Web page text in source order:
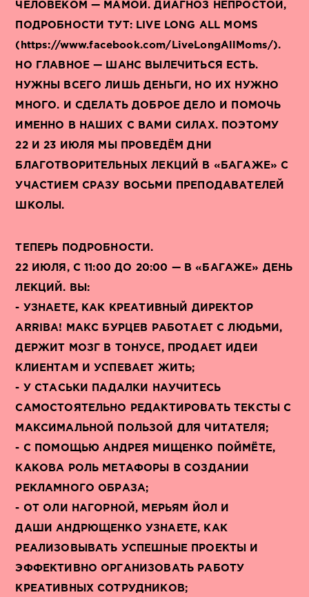
ЧЕЛОВЕКОМ — МАМОЙ. ДИАГНОЗ НЕПРОСТОЙ,
ПОДРОБНОСТИ ТУТ: LIVE LONG ALL MOMS
(https://www.facebook.com/LiveLongAllMoms/).
НО ГЛАВНОЕ — ШАНС ВЫЛЕЧИТЬСЯ ЕСТЬ.
НУЖНЫ ВСЕГО ЛИШЬ ДЕНЬГИ, НО ИХ НУЖНО
МНОГО. И СДЕЛАТЬ ДОБРОЕ ДЕЛО И ПОМОЧЬ
ИМЕННО В НАШИХ С ВАМИ СИЛАХ. ПОЭТОМУ
22 И 23 ИЮЛЯ МЫ ПРОВЕДЁМ ДНИ
БЛАГОТВОРИТЕЛЬНЫХ ЛЕКЦИЙ В «БАГАЖЕ» С
УЧАСТИЕМ СРАЗУ ВОСЬМИ ПРЕПОДАВАТЕЛЕЙ
ШКОЛЫ.
ТЕПЕРЬ ПОДРОБНОСТИ.
22 ИЮЛЯ, С 11:00 ДО 20:00 — В «БАГАЖЕ» ДЕНЬ
ЛЕКЦИЙ. ВЫ:
- УЗНАЕТЕ, КАК КРЕАТИВНЫЙ ДИРЕКТОР
ARRIBA! МАКС БУРЦЕВ РАБОТАЕТ С ЛЮДЬМИ,
ДЕРЖИТ МОЗГ В ТОНУСЕ, ПРОДАЕТ ИДЕИ
КЛИЕНТАМ И УСПЕВАЕТ ЖИТЬ;
- У СТАСЬКИ ПАДАЛКИ НАУЧИТЕСЬ
САМОСТОЯТЕЛЬНО РЕДАКТИРОВАТЬ ТЕКСТЫ С
МАКСИМАЛЬНОЙ ПОЛЬЗОЙ ДЛЯ ЧИТАТЕЛЯ;
- С ПОМОЩЬЮ АНДРЕЯ МИЩЕНКО ПОЙМЁТЕ,
КАКОВА РОЛЬ МЕТАФОРЫ В СОЗДАНИИ
РЕКЛАМНОГО ОБРАЗА;
- ОТ ОЛИ НАГОРНОЙ, МЕРЬЯМ ЙОЛ И
ДАШИ АНДРЮЩЕНКО УЗНАЕТЕ, КАК
РЕАЛИЗОВЫВАТЬ УСПЕШНЫЕ ПРОЕКТЫ И
ЭФФЕКТИВНО ОРГАНИЗОВАТЬ РАБОТУ
КРЕАТИВНЫХ СОТРУДНИКОВ;